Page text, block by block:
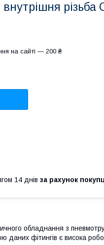
різьба
на сайті — 200 ₴
14 днів за рахунок
обладнання з
даних фітингів є висока